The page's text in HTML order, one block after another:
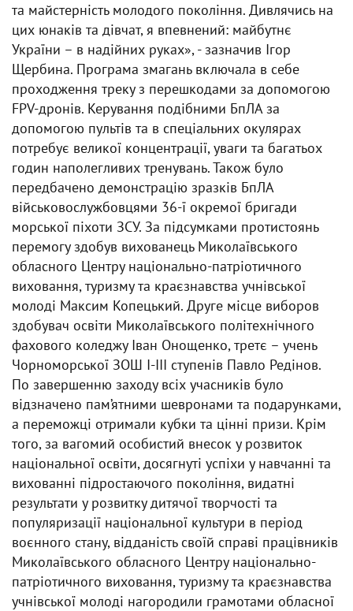
та майстерність молодого покоління. Дивлячись на
цих юнаків та дівчат, я впевнений: майбутнє
України – в надійних руках», - зазначив Ігор
Щербина. Програма змагань включала в себе
проходження треку з перешкодами за допомогою
FPV-дронів. Керування подібними БпЛА за
допомогою пультів та в спеціальних окулярах
потребує великої концентрації, уваги та багатьох
годин наполегливих тренувань. Також було
передбачено демонстрацію зразків БпЛА
військовослужбовцями 36-ї окремої бригади
морської піхоти ЗСУ. За підсумками протистоянь
перемогу здобув вихованець Миколаївського
обласного Центру національно-патріотичного
виховання, туризму та краєзнавства учнівської
молоді Максим Копецький. Друге місце виборов
здобувач освіти Миколаївського політехнічного
фахового коледжу Іван Онощенко, третє – учень
Чорноморської ЗОШ І-ІІІ ступенів Павло Редінов.
По завершенню заходу всіх учасників було
відзначено пам’ятними шевронами та подарунками,
а переможці отримали кубки та цінні призи. Крім
того, за вагомий особистий внесок у розвиток
національної освіти, досягнуті успіхи у навчанні та
вихованні підростаючого покоління, видатні
результати у розвитку дитячої творчості та
популяризації національної культури в період
воєнного стану, відданість своїй справі працівників
Миколаївського обласного Центру національно-
патріотичного виховання, туризму та краєзнавства
учнівської молоді нагородили грамотами обласної